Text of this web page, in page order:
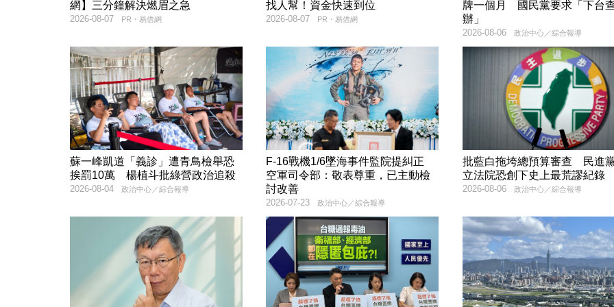
網】三分鐘解決燃眉之急
PR・易借網
2026-08-07
找人幫！資金快速到位
PR・易借網
2026-08-07
牌一個月 國民黨要求「下台
辦」
政治中心／綜合報導
2026-08-06
蘇一峰凱道「義診」遭青鳥檢舉恐
挨罰10萬 楊植斗批綠營政治追殺
政治中心／綜合報導
2026-08-04
F-16戰機1/6墜海事件監院提糾正
空軍司令部：敬表尊重，已主動檢
討改善
政治中心／綜合報導
2026-07-23
批藍白拖垮總預算審查 民進
立法院恐創下史上最荒謬紀錄
政治中心／綜合報導
2026-08-06